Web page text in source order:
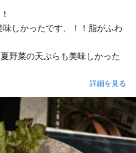
しかったです、！！脂がふわ
野菜の天ぷらも美味しかった
詳細を見る